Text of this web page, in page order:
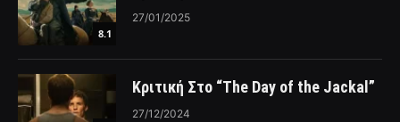
8.1
27/01/2025
Κριτική Στο “The Day of the Jackal”
27/12/2024